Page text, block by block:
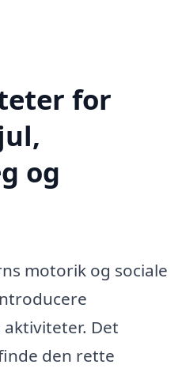
for
og
motorik og sociale
Det
den rette